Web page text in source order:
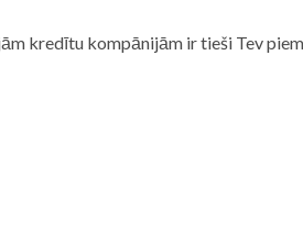
kredītu kompānijām ir tieši Tev